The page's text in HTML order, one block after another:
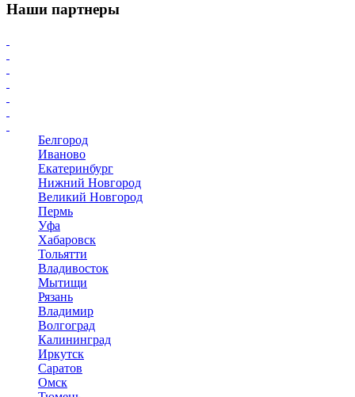
Наши партнеры
Белгород
Иваново
Екатеринбург
Нижний Новгород
Великий Новгород
Пермь
Уфа
Хабаровск
Тольятти
Владивосток
Мытищи
Рязань
Владимир
Волгоград
Калининград
Иркутск
Саратов
Омск